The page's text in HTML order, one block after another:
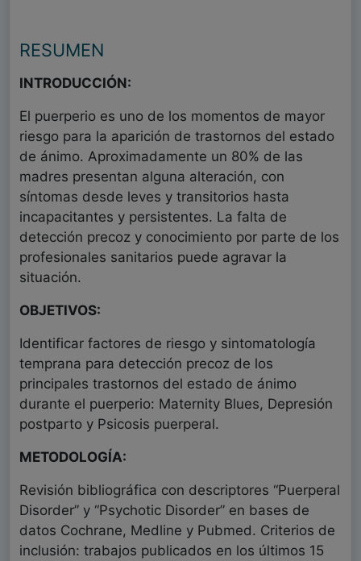
RESUMEN
INTRODUCCIÓN:
El puerperio es uno de los momentos de mayor
riesgo para la aparición de trastornos del estado
de ánimo. Aproximadamente un 80% de las
madres presentan alguna alteración, con
síntomas desde leves y transitorios hasta
incapacitantes y persistentes. La falta de
detección precoz y conocimiento por parte de los
profesionales sanitarios puede agravar la
situación.
OBJETIVOS:
Identificar factores de riesgo y sintomatología
temprana para detección precoz de los
principales trastornos del estado de ánimo
durante el puerperio: Maternity Blues, Depresión
postparto y Psicosis puerperal.
METODOLOGÍA:
Revisión bibliográfica con descriptores “Puerperal
Disorder” y “Psychotic Disorder” en bases de
datos Cochrane, Medline y Pubmed. Criterios de
inclusión: trabajos publicados en los últimos 15